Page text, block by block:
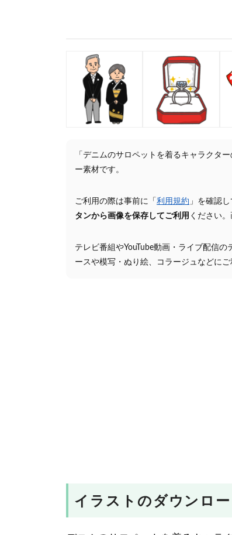
「デニムのサロペットを着るキャラクタ
ー素材です。
ご利用の際は事前に「 利用規約 」を確認
タンから画像を保存してご利用 ください
テレビ番組やYouTube動画・ライブ配信
ースや模写・ぬり絵、コラージュなどにご
イラストのダウンロ